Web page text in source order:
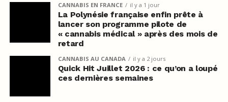
CANNABIS EN FRANCE il y a 1 jour
La Polynésie française enfin prête à
lancer son programme pilote de
« cannabis médical » après des mois de
retard
CANNABIS AU CANADA il y a 2 jours
Quick Hit Juillet 2026 : ce qu’on a loupé
ces dernières semaines